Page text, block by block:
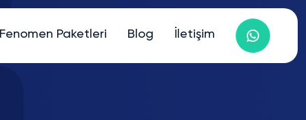
Fenomen Paketleri Blog İletişim